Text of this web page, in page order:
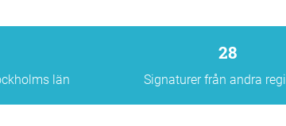
län
28
Signaturer från andra